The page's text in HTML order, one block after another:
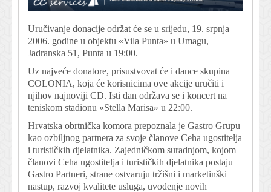
Uručivanje donacije održat će se u srijedu, 19. srpnja
2006. godine u objektu «Vila Punta» u Umagu,
Jadranska 51, Punta u 19:00.
Uz najveće donatore, prisustvovat će i dance skupina
COLONIA, koja će korisnicima ove akcije uručiti i
njihov najnoviji CD. Isti dan održava se i koncert na
teniskom stadionu «Stella Marisa» u 22:00.
Hrvatska obrtnička komora prepoznala je Gastro Grupu
kao ozbiljnog partnera za svoje članove Ceha ugostitelja
i turističkih djelatnika. Zajedničkom suradnjom, kojom
članovi Ceha ugostitelja i turističkih djelatnika postaju
Gastro Partneri, strane ostvaruju tržišni i marketinški
nastup, razvoj kvalitete usluga, uvođenje novih